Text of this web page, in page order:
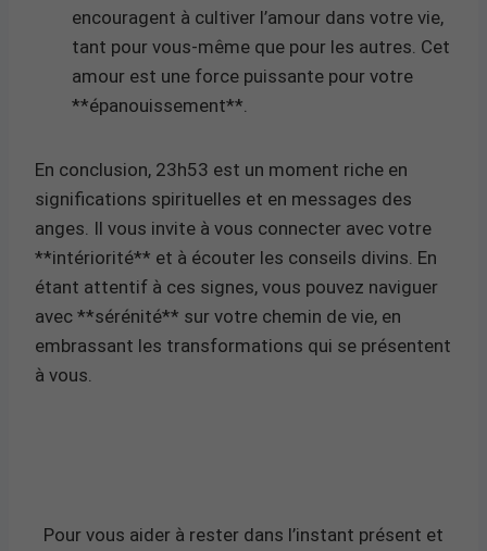
encouragent à cultiver l’amour dans votre vie,
tant pour vous-même que pour les autres. Cet
amour est une force puissante pour votre
**épanouissement**.
En conclusion, 23h53 est un moment riche en
significations spirituelles et en messages des
anges. Il vous invite à vous connecter avec votre
**intériorité** et à écouter les conseils divins. En
étant attentif à ces signes, vous pouvez naviguer
avec **sérénité** sur votre chemin de vie, en
embrassant les transformations qui se présentent
à vous.
Pour vous aider à rester dans l’instant présent et